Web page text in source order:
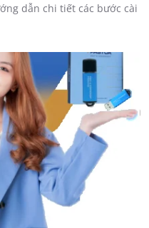
dẫn chi tiết các bước cài